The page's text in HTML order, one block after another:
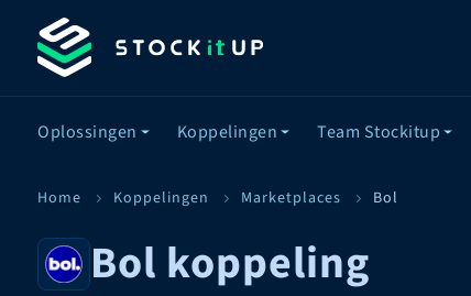
Oplossingen Koppelingen Team Stockitup
Home Koppelingen Marketplaces Bol
Bol koppeling